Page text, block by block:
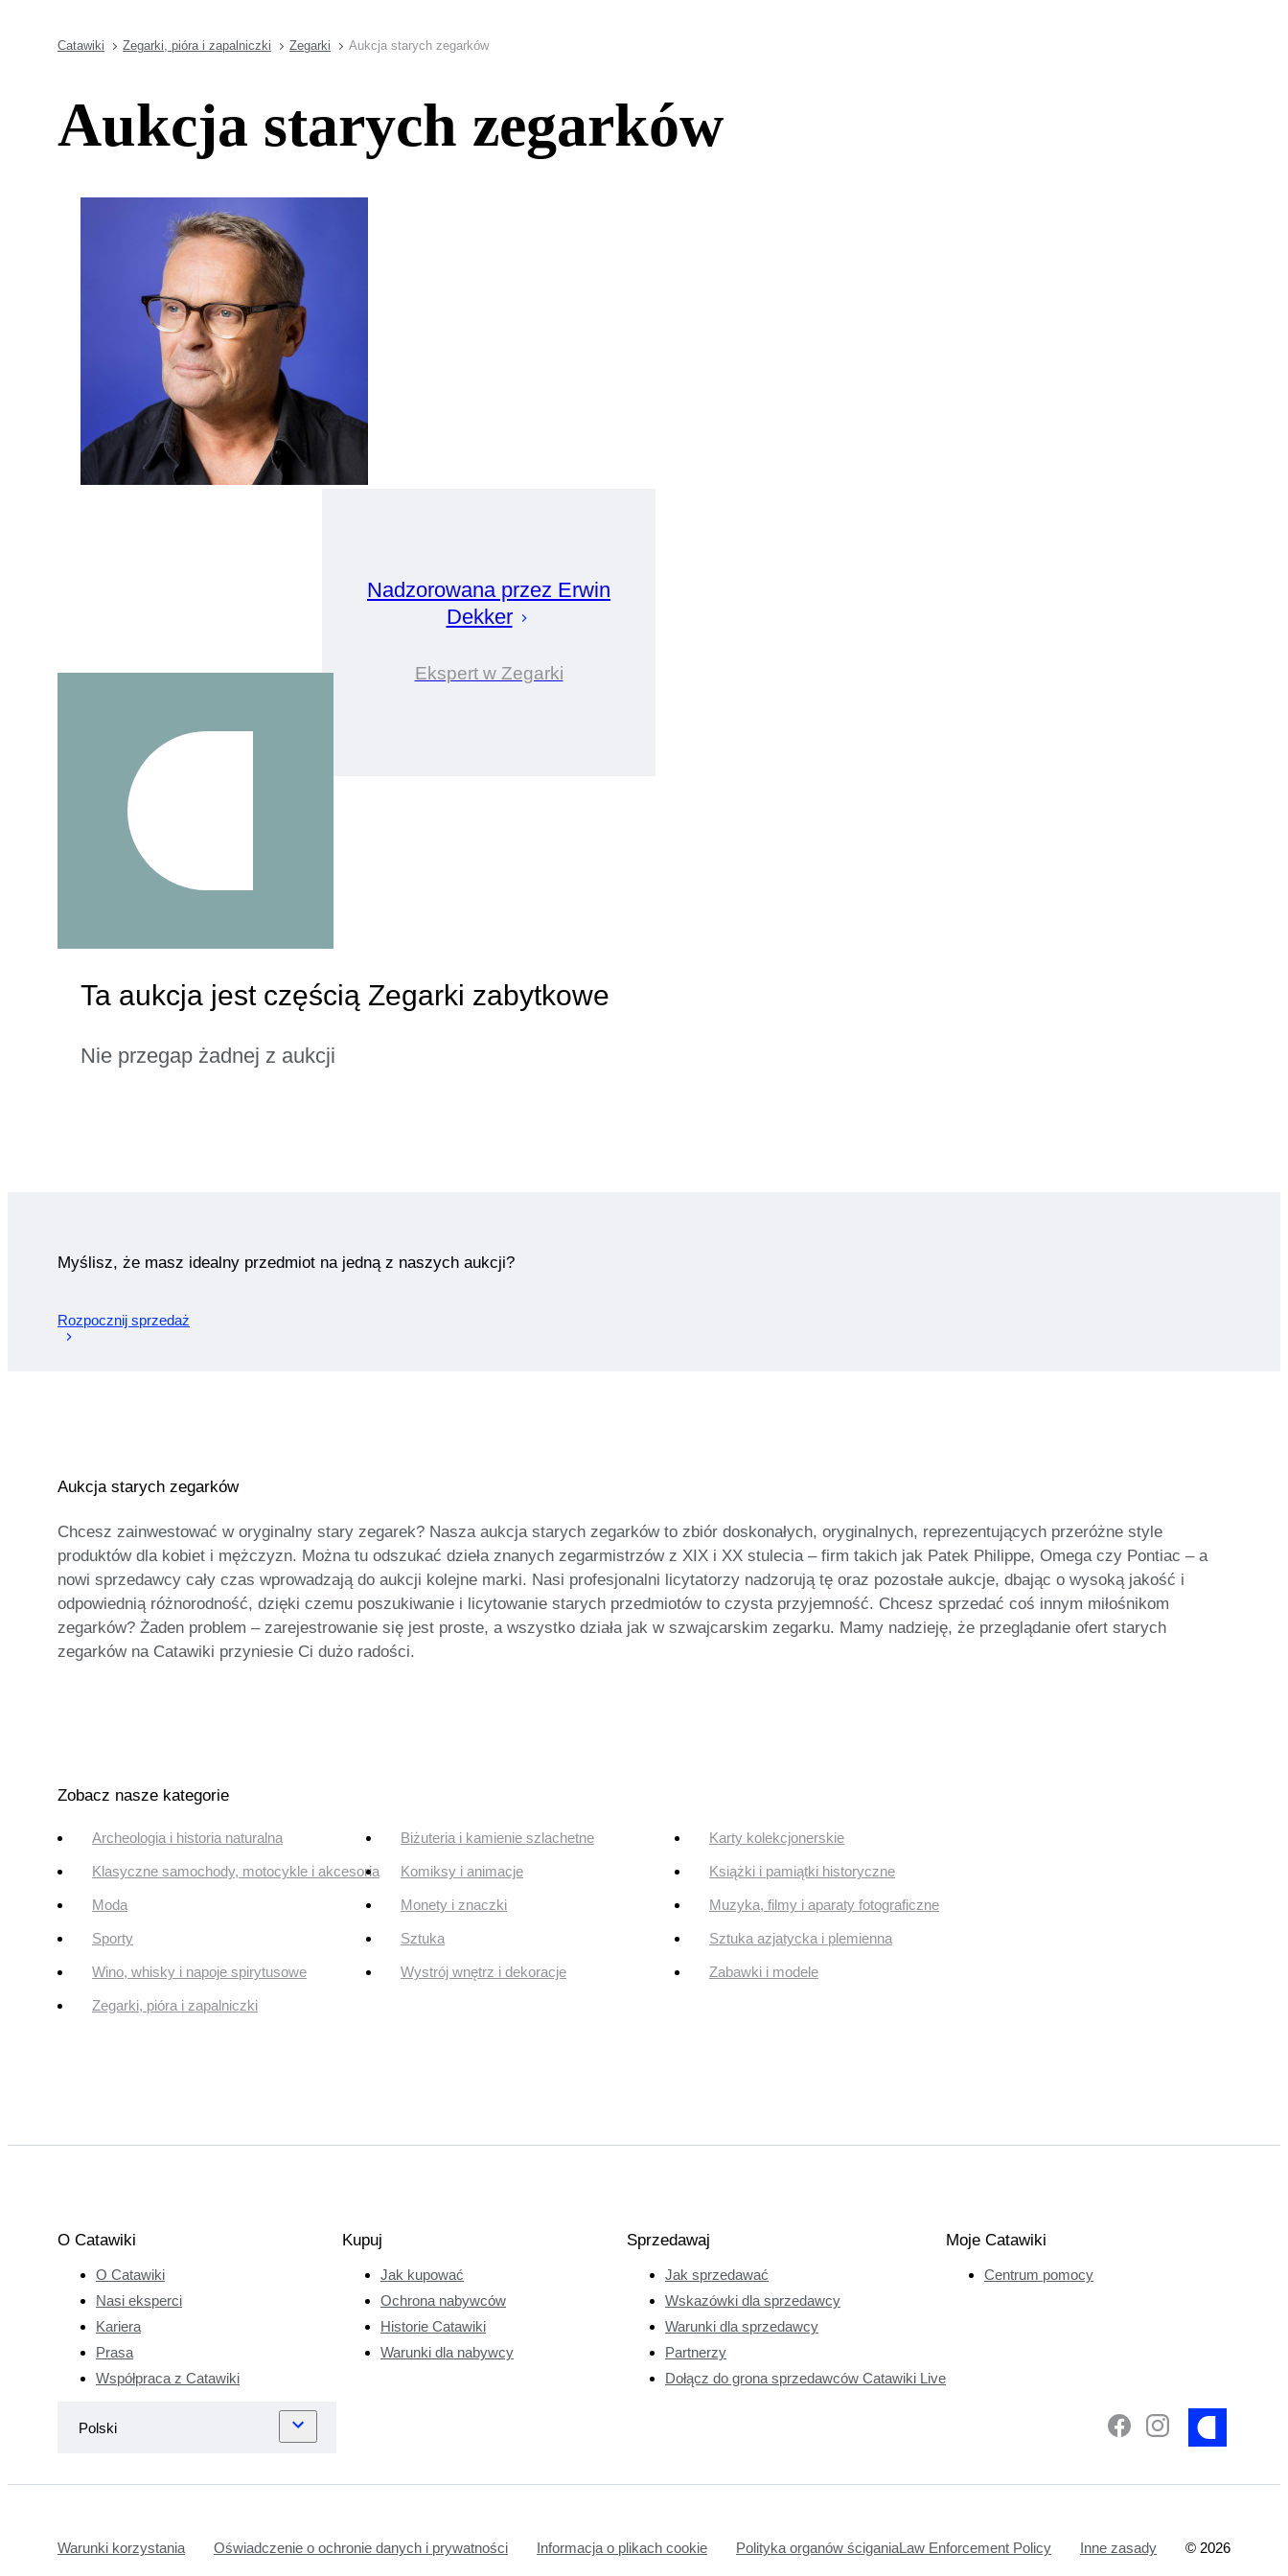
Catawiki Zegarki, pióra i zapalniczki Zegarki Aukcja starych zegarków
Aukcja starych zegarków
Nadzorowana przez Erwin
Dekker
Ekspert w Zegarki
Ta aukcja jest częścią Zegarki zabytkowe
Nie przegap żadnej z aukcji
Myślisz, że masz idealny przedmiot na jedną z naszych aukcji?
Rozpocznij sprzedaż
Aukcja starych zegarków
Chcesz zainwestować w oryginalny stary zegarek? Nasza aukcja starych zegarków to zbiór doskonałych, oryginalnych, reprezentujących przeróżne style
produktów dla kobiet i mężczyzn. Można tu odszukać dzieła znanych zegarmistrzów z XIX i XX stulecia – firm takich jak Patek Philippe, Omega czy Pontiac – a
nowi sprzedawcy cały czas wprowadzają do aukcji kolejne marki. Nasi profesjonalni licytatorzy nadzorują tę oraz pozostałe aukcje, dbając o wysoką jakość i
odpowiednią różnorodność, dzięki czemu poszukiwanie i licytowanie starych przedmiotów to czysta przyjemność. Chcesz sprzedać coś innym miłośnikom
zegarków? Żaden problem – zarejestrowanie się jest proste, a wszystko działa jak w szwajcarskim zegarku. Mamy nadzieję, że przeglądanie ofert starych
zegarków na Catawiki przyniesie Ci dużo radości.
Zobacz nasze kategorie
Archeologia i historia naturalna Biżuteria i kamienie szlachetne Karty kolekcjonerskie
Klasyczne samochody, motocykle i akcesoria Komiksy i animacje Książki i pamiątki historyczne
Moda Monety i znaczki Muzyka, filmy i aparaty fotograficzne
Sporty Sztuka Sztuka azjatycka i plemienna
Wino, whisky i napoje spirytusowe Wystrój wnętrz i dekoracje Zabawki i modele
Zegarki, pióra i zapalniczki
O Catawiki
O Catawiki
Nasi eksperci
Kariera
Prasa
Współpraca z Catawiki
Kupuj
Jak kupować
Ochrona nabywców
Historie Catawiki
Warunki dla nabywcy
Sprzedawaj
Jak sprzedawać
Wskazówki dla sprzedawcy
Warunki dla sprzedawcy
Partnerzy
Dołącz do grona sprzedawców Catawiki Live
Moje Catawiki
Centrum pomocy
Warunki korzystania Oświadczenie o ochronie danych i prywatności Informacja o plikach cookie Polityka organów ściganiaLaw Enforcement Policy Inne zasady © 2026